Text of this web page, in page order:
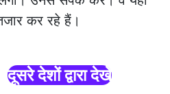
कर रहे हैं।
दूसरे देशों द्वारा देखें